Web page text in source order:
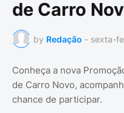
de Carro
by Redação - sexta-
Conheça a nova
de Carro Novo,
chance de participar.